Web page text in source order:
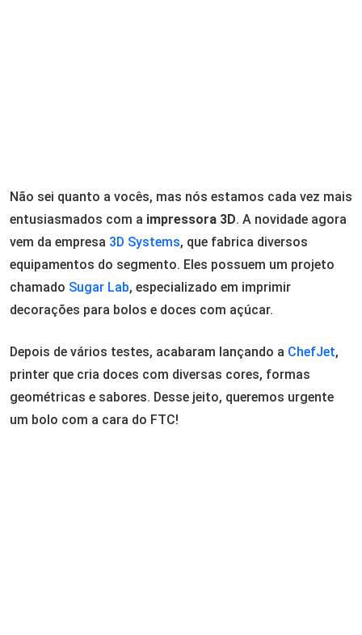
Não sei quanto a vocês, mas nós estamos cada vez mais
entusiasmados com a impressora 3D. A novidade agora
vem da empresa 3D Systems, que fabrica diversos
equipamentos do segmento. Eles possuem um projeto
chamado Sugar Lab, especializado em imprimir
decorações para bolos e doces com açúcar.
Depois de vários testes, acabaram lançando a ChefJet,
printer que cria doces com diversas cores, formas
geométricas e sabores. Desse jeito, queremos urgente
um bolo com a cara do FTC!